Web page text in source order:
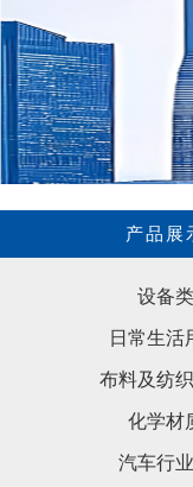
产品展
设备类
日常生活
布料及纺
化学材
汽车行